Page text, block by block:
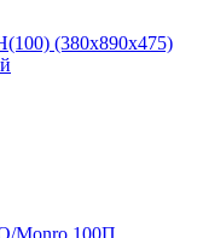
(380х890х475)